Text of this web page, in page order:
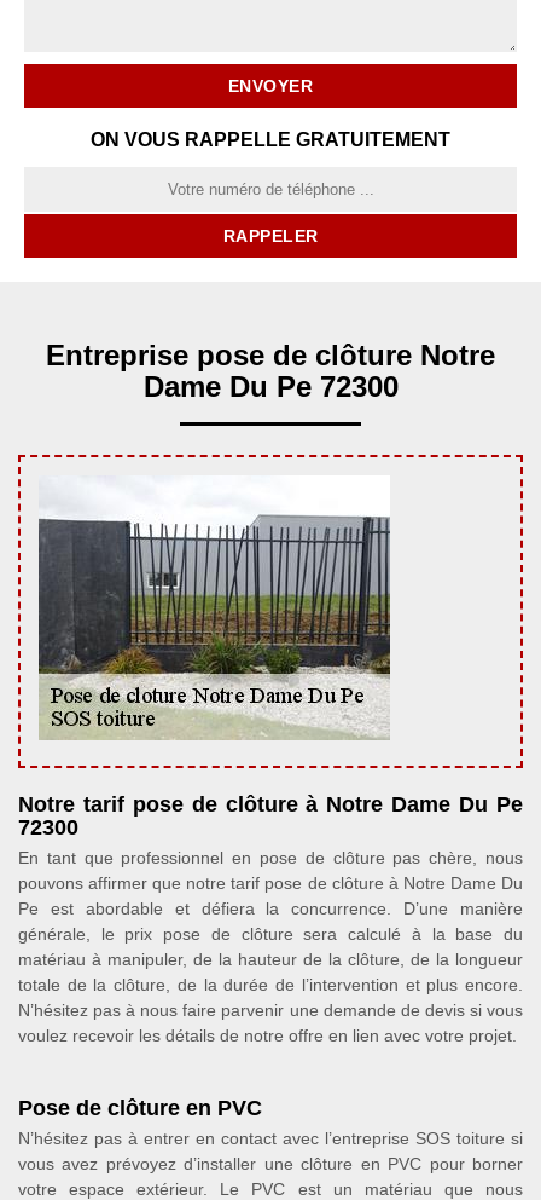
ON VOUS RAPPELLE GRATUITEMENT
Entreprise pose de clôture Notre
Dame Du Pe 72300
Notre tarif pose de clôture à Notre Dame Du Pe
72300
En tant que professionnel en pose de clôture pas chère, nous
pouvons affirmer que notre tarif pose de clôture à Notre Dame Du
Pe est abordable et défiera la concurrence. D’une manière
générale, le prix pose de clôture sera calculé à la base du
matériau à manipuler, de la hauteur de la clôture, de la longueur
totale de la clôture, de la durée de l’intervention et plus encore.
N’hésitez pas à nous faire parvenir une demande de devis si vous
voulez recevoir les détails de notre offre en lien avec votre projet.
Pose de clôture en PVC
N’hésitez pas à entrer en contact avec l’entreprise SOS toiture si
vous avez prévoyez d’installer une clôture en PVC pour borner
votre espace extérieur. Le PVC est un matériau que nous